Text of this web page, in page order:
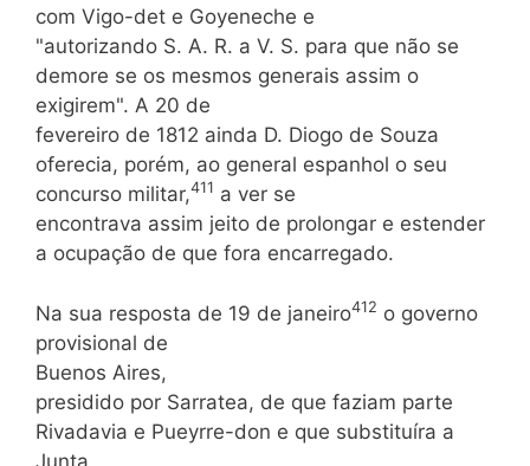
com Vigo-det e Goyeneche e
"autorizando S. A. R. a V. S. para que não se
demore se os mesmos generais assim o
exigirem". A 20 de
fevereiro de 1812 ainda D. Diogo de Souza
oferecia, porém, ao general espanhol o seu
concurso militar,411 a ver se
encontrava assim jeito de prolongar e estender
a ocupação de que fora encarregado.
Na sua resposta de 19 de janeiro412 o governo
provisional de
Buenos Aires,
presidido por Sarratea, de que faziam parte
Rivadavia e Pueyrre-don e que substituíra a
Junta,